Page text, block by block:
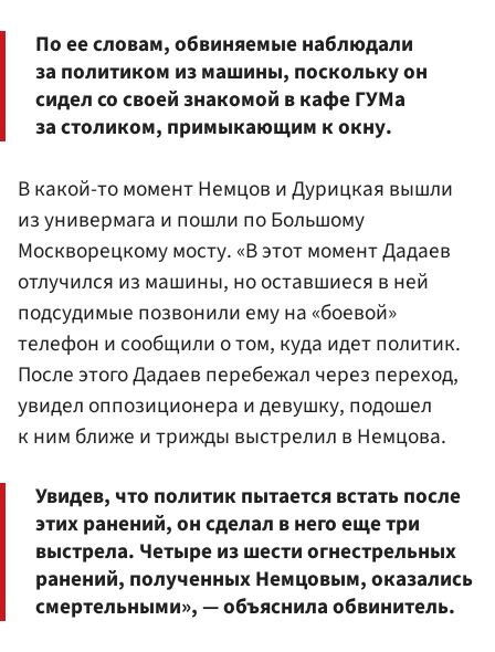
По ее словам, обвиняемые наблюдали
за политиком из машины, поскольку он
сидел со своей знакомой в кафе ГУМа
за столиком, примыкающим к окну.
В какой-то момент Немцов и Дурицкая вышли
из универмага и пошли по Большому
Москворецкому мосту. «В этот момент Дадаев
отлучился из машины, но оставшиеся в ней
подсудимые позвонили ему на «боевой»
телефон и сообщили о том, куда идет политик.
После этого Дадаев перебежал через переход,
увидел оппозиционера и девушку, подошел
к ним ближе и трижды выстрелил в Немцова.
Увидев, что политик пытается встать после
этих ранений, он сделал в него еще три
выстрела. Четыре из шести огнестрельных
ранений, полученных Немцовым, оказались
смертельными», — объяснила обвинитель.